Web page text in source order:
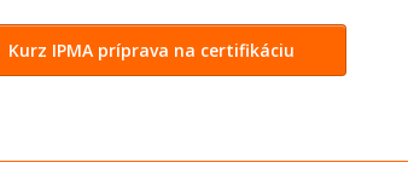
Kurz IPMA príprava na certifikáciu